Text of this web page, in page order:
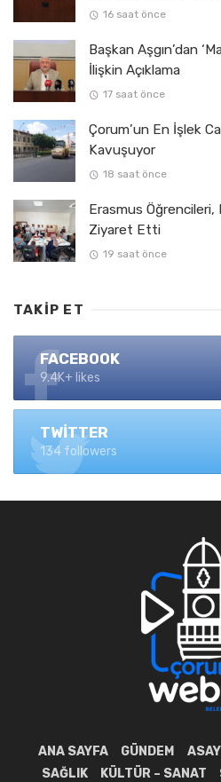
16 saat önce
Başkan Aşgın’dan
İlişkin Açıklama
17 saat önce
Çorum’un En İşlek
Kavuşuyor
18 saat önce
Erasmus Öğrencileri,
Ziyaret Etti
19 saat önce
TAKIP ET
FACEBOOK
9.4K+ likes
TWITTER
134 followers
ANA SAYFA GÜNDEM
SAĞLIK
KÜLTÜR – SANAT